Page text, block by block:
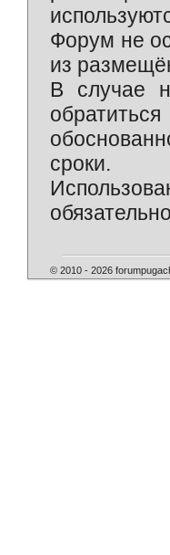
Форум не
из
В случае
сроки.
© 2010 - 2026